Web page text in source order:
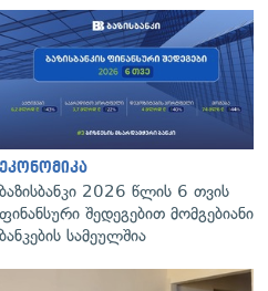
ეკონომიკა
ბაზისბანკი 2026 წლის 6 თვის
ფინანსური შედეგებით მომგებიანი
ბანკების სამეულშია